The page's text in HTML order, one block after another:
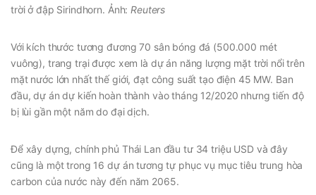
trời ở đập Sirindhorn. Ảnh: Reuters
Với kích thước tương đương 70 sân bóng đá (500.000 mét
vuông), trang trại được xem là dự án năng lượng mặt trời nổi trên
mặt nước lớn nhất thế giới, đạt công suất tạo điện 45 MW. Ban
đầu, dự án dự kiến hoàn thành vào tháng 12/2020 nhưng tiến độ
bị lùi gần một năm do đại dịch.
Để xây dựng, chính phủ Thái Lan đầu tư 34 triệu USD và đây
cũng là một trong 16 dự án tương tự phục vụ mục tiêu trung hòa
carbon của nước này đến năm 2065.